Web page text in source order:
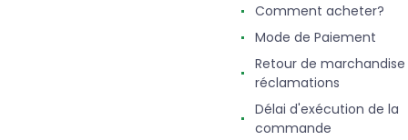
Comment acheter?
Mode de Paiement
Retour de
réclamations
Délai d'exécution de la
commande